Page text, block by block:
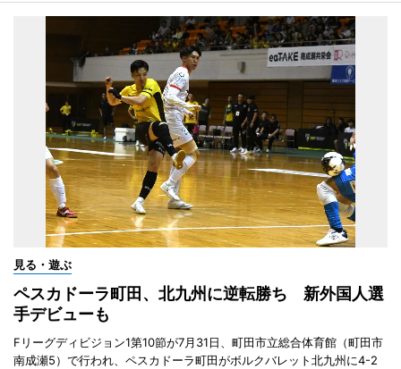
見る・遊ぶ
ペスカドーラ町田、北九州に逆転勝ち 新外国人選
手デビューも
Fリーグディビジョン1第10節が7月31日、町田市立総合体育館（町田市
南成瀬5）で行われ、ペスカドーラ町田がボルクバレット北九州に4-2